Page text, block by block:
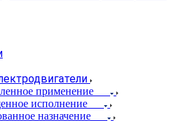
применение
исполнение
назначение